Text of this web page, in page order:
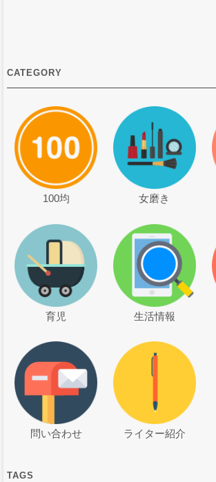
CATEGORY
100均 女磨き
育児 生活情報
問い合わせ ライター紹介
TAGS